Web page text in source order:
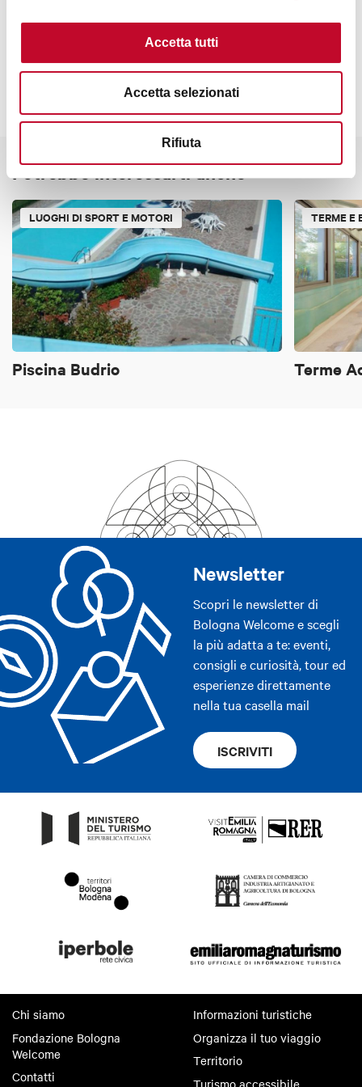
Accetta tutti
Accetta selezionati
Rifiuta
Contatti
Potrebbe interessarti anche
LUOGHI DI SPORT E MOTORI
Piscina Budrio
TERME E
Terme
Newsletter
Scopri le newsletter di
Bologna Welcome e scegli
la più adatta a te: eventi,
consigli e curiosità, tour ed
esperienze direttamente
nella tua casella mail
ISCRIVITI
Chi siamo
Fondazione Bologna
Welcome
Contatti
Informazioni turistiche
Organizza il tuo viaggio
Territorio
Turismo accessibile